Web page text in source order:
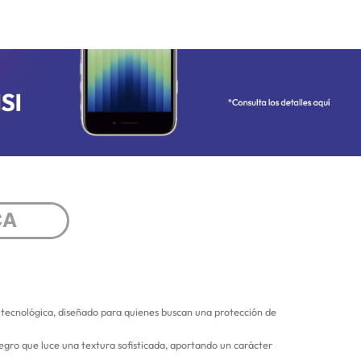
diseñado para quienes buscan una protección de
que luce una textura sofisticada, aportando un carácter